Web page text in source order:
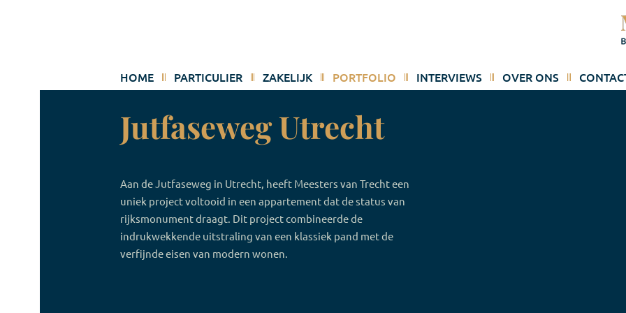
HOME PARTICULIER ZAKELIJK PORTFOLIO INTERVIEWS OVER ONS
Jutfaseweg Utrecht
Aan de Jutfaseweg in Utrecht, heeft Meesters van Trecht een
uniek project voltooid in een appartement dat de status van
rijksmonument draagt. Dit project combineerde de
indrukwekkende uitstraling van een klassiek pand met de
verfijnde eisen van modern wonen.